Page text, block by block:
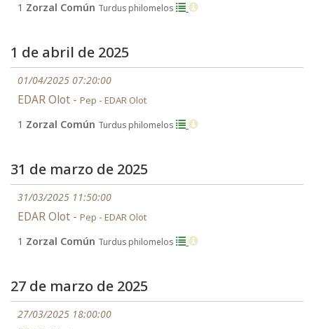
1 Zorzal Común Turdus philomelos
1 de abril de 2025
01/04/2025 07:20:00
EDAR Olot - Pep - EDAR Olot
1 Zorzal Común Turdus philomelos
31 de marzo de 2025
31/03/2025 11:50:00
EDAR Olot - Pep - EDAR Olot
1 Zorzal Común Turdus philomelos
27 de marzo de 2025
27/03/2025 18:00:00